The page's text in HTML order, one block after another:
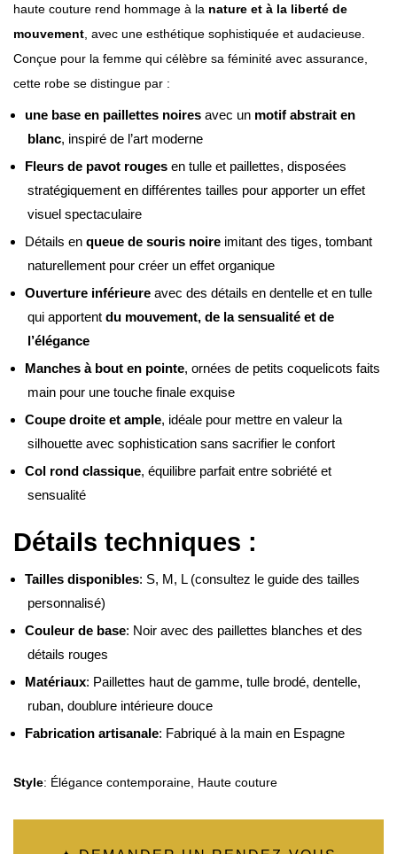
haute couture rend hommage à la nature et à la liberté de
mouvement , avec une esthétique sophistiquée et audacieuse.
Conçue pour la femme qui célèbre sa féminité avec assurance,
cette robe se distingue par :
une base en paillettes noires avec un motif abstrait en
blanc, inspiré de l’art moderne
Fleurs de pavot rouges en tulle et paillettes, disposées
stratégiquement en différentes tailles pour apporter un effet
visuel spectaculaire
Détails en queue de souris noire imitant des tiges, tombant
naturellement pour créer un effet organique
Ouverture inférieure avec des détails en dentelle et en tulle
qui apportent du mouvement, de la sensualité et de
l’élégance
Manches à bout en pointe, ornées de petits coquelicots faits
main pour une touche finale exquise
Coupe droite et ample, idéale pour mettre en valeur la
silhouette avec sophistication sans sacrifier le confort
Col rond classique, équilibre parfait entre sobriété et
sensualité
Détails techniques :
Tailles disponibles: S, M, L (consultez le guide des tailles
personnalisé)
Couleur de base: Noir avec des paillettes blanches et des
détails rouges
Matériaux: Paillettes haut de gamme, tulle brodé, dentelle,
ruban, doublure intérieure douce
Fabrication artisanale: Fabriqué à la main en Espagne
Style: Élégance contemporaine, Haute couture